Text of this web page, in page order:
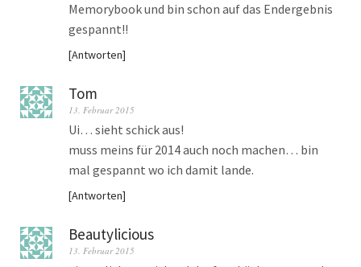
Memorybook und bin schon auf das Endergebnis
gespannt!!
Antworten
Tom
13. Februar 2015
Ui… sieht schick aus!
muss meins für 2014 auch noch machen… bin
mal gespannt wo ich damit lande.
Antworten
Beautylicious
13. Februar 2015